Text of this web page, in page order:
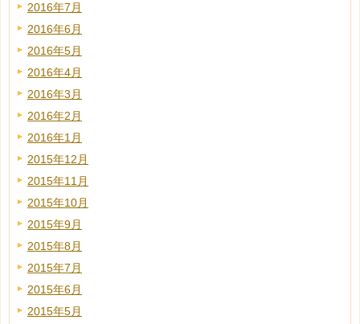
2016年7月
2016年6月
2016年5月
2016年4月
2016年3月
2016年2月
2016年1月
2015年12月
2015年11月
2015年10月
2015年9月
2015年8月
2015年7月
2015年6月
2015年5月